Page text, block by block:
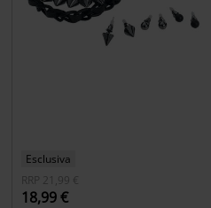
Esclusiva
RRP
21,99 €
18,99 €